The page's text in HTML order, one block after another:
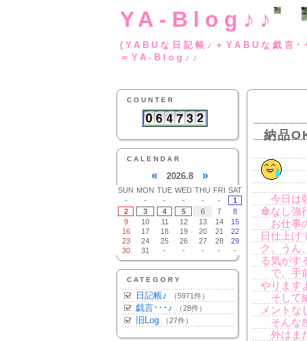
YA-Blog♪♪
(YABUな日記帳♪
＝YA-Blog♪♪
COUNTER
CALENDAR
« 2026.8 »
SUN MON TUE WED THU FRI SAT
-
- - - - -
1
2
3 4 5 6 7
8
9
10 11 12 13 14
15
16
17 18 19 20 21
22
23
24 25 26 27 28
29
30
31 - - - - -
CATEGORY
日記帳♪ （5971件）
戯言･･･♪ （28件）
旧Log （27件）
納品
今日は
傘なし強
お仕事
日仕上げ
ク。うん
る気がす
で。手
やります
そして
メントな
そんな
外はま